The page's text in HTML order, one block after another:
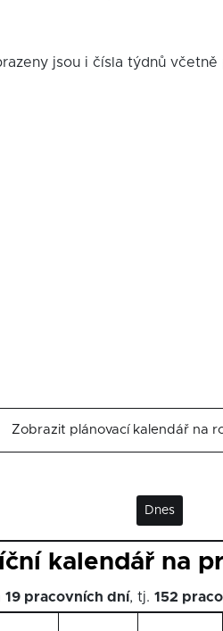
jsou i čísla týdnů
Zobrazit plánovací kalendář na
Dnes
kalendář na
19 pracovních dní, tj. 152